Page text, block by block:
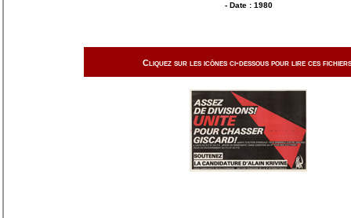
- Date : 1980
Cliquez sur les icônes ci-dessous pour lire ces